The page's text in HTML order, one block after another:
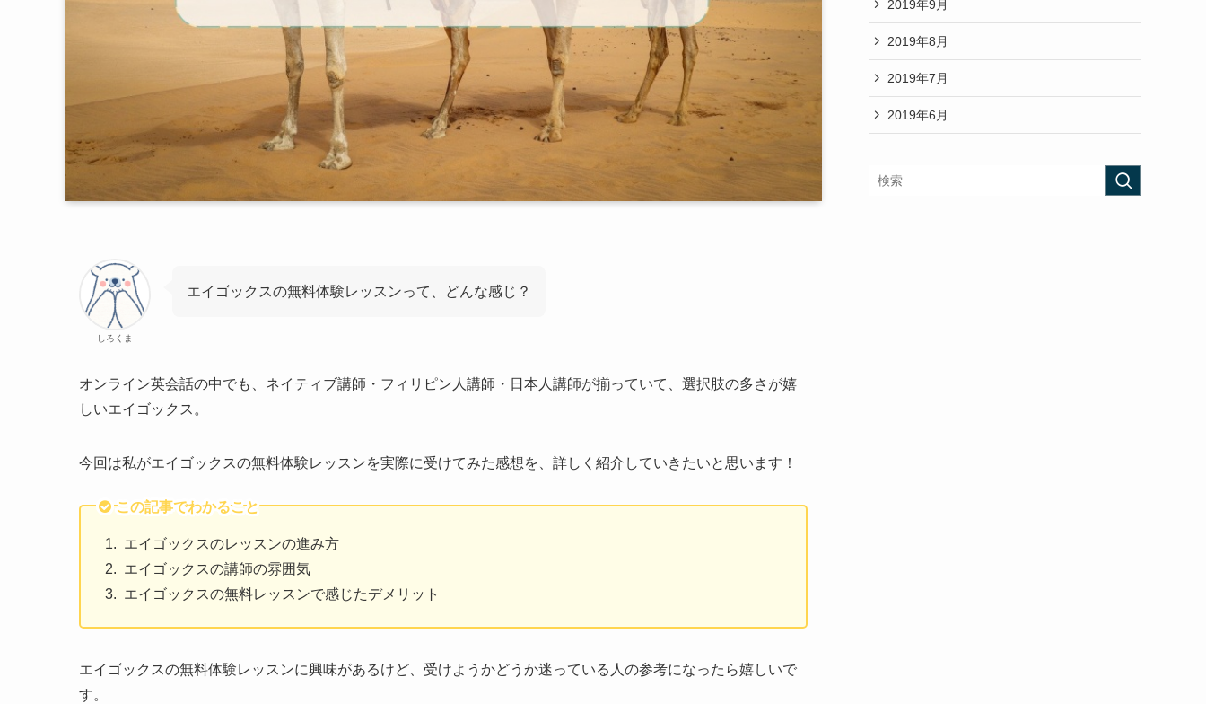
しろくま
エイゴックスの無料体験レッスンって、どんな感じ？
オンライン英会話の中でも、 ネイティブ講師・フィリピン人講師・日本人講師が揃っていて、選択肢の多さが嬉
しいエイゴックス。
今回は私がエイゴックスの無料体験レッスンを実際に受けてみた感想を、詳しく紹介していきたいと思います！
この記事でわかること
エイゴックスのレッスンの進み方
エイゴックスの講師の雰囲気
エイゴックスの無料レッスンで感じたデメリット
エイゴックスの無料体験レッスンに興味があるけど、受けようかどうか迷っている人の参考になったら嬉しいで
す。
2019年9月
2019年8月
2019年7月
2019年6月